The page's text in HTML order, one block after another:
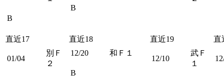
B
B
直近17 直近18 直近19 直
01/04
別Ｆ
２
12/20 和Ｆ１
B
12/10
武Ｆ
１